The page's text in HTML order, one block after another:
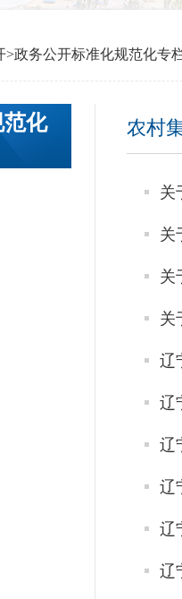
>政务公开标准化规范化专
范化
农村
关
关
关
关
辽
辽
辽
辽
辽
辽